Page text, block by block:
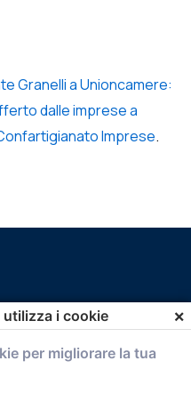
Granelli a Unioncamere:
dalle imprese a
Imprese.
i cookie ×
per migliorare la tua